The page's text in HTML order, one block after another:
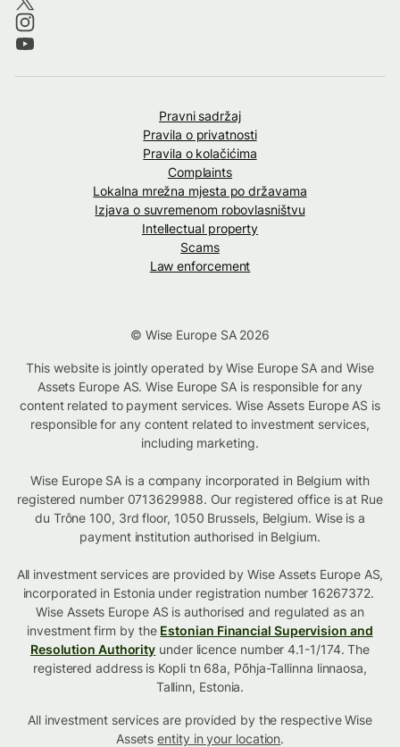
Pravni sadržaj
Pravila o privatnosti
Pravila o kolačićima
Complaints
Lokalna mrežna mjesta po državama
Izjava o suvremenom robovlasništvu
Intellectual property
Scams
Law enforcement
© Wise Europe SA 2026
This website is jointly operated by Wise Europe SA and Wise
Assets Europe AS. Wise Europe SA is responsible for any
content related to payment services. Wise Assets Europe AS is
responsible for any content related to investment services,
including marketing.
Wise Europe SA is a company incorporated in Belgium with
registered number 0713629988. Our registered office is at Rue
du Trône 100, 3rd floor, 1050 Brussels, Belgium. Wise is a
payment institution authorised in Belgium.
All investment services are provided by Wise Assets Europe AS,
incorporated in Estonia under registration number 16267372.
Wise Assets Europe AS is authorised and regulated as an
investment firm by the Estonian Financial Supervision and
Resolution Authority under licence number 4.1-1/174. The
registered address is Kopli tn 68a, Põhja-Tallinna linnaosa,
Tallinn, Estonia.
All investment services are provided by the respective Wise
Assetsentity in your location.